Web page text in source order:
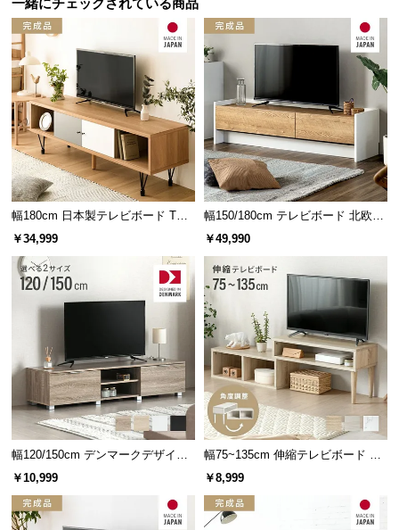
開
設
置
サ
ー
ビ
ス
に
つ
て
搬
入
に
つ
い
て
返
品・
キ
細部まで作り上げられた木目柄は国産ならでは。味
わい深い質感と温かみが感じられます。
置くだけで絵になるツートンカラー
木目柄のあたたかみと個性的なツートンカラーのバ
ランスが、置くだけでお部屋のアクセントになりま
す。
一緒にチェックされている商品
幅180cm 日本製テレビボード TOT-
007
￥34,999
幅150/180cm テレビボード 北欧デ
ザイン 収納付き TOT-018
￥49,990
幅120/150cm デンマークデザイン
ロースタイル収納付きテレビボー
￥10,999
幅75~135cm 伸縮テレビボード 角
度調整 木目調／マーブル調 オープ
ン収納付き コンパクト
￥8,999